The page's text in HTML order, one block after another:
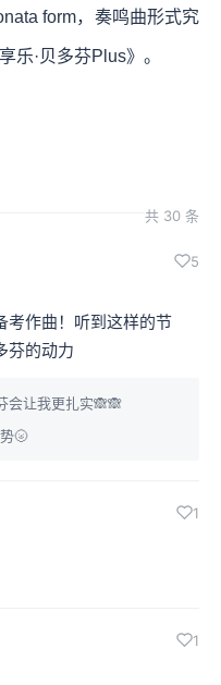
form，奏鸣曲形式究
乐·贝多芬Plus》。
共 30 条
5
考作曲！听到这样的节
芬的动力
会让我更扎实🙈🙈
🌝
1
1